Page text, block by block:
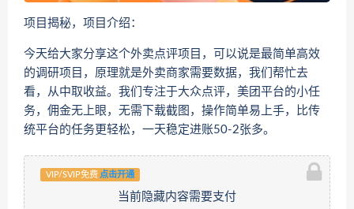
项目揭秘，项目介绍：
今天给大家分享这个外卖点评项目，可以说是最简单高效
的调研项目，原理就是外卖商家需要数据，我们帮忙去
看，从中取收益。我们专注于大众点评，美团平台的小任
务，佣金无上眼，无需下载截图，操作简单易上手，比传
统平台的任务更轻松，一天稳定进账50-2张多。
VIP/SVIP免费 点击开通
当前隐藏内容需要支付